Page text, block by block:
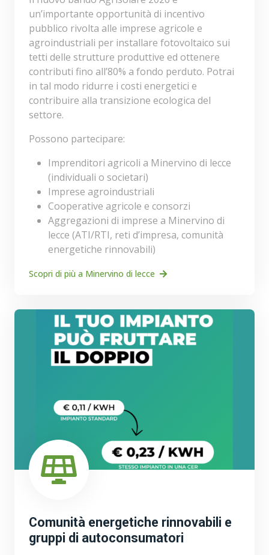
un’importante opportunità di incentivo
pubblico rivolta alle imprese agricole e
agroindustriali per installare fotovoltaico sui
tetti delle strutture produttive ed ottenere
contributi fino all’80% a fondo perduto. Potrai
in tal modo ridurre i costi energetici e
contribuire alla transizione ecologica del
settore.
Possono partecipare:
Imprenditori agricoli a Minervino di lecce
(individuali o societari)
Imprese agroindustriali
Cooperative agricole e consorzi
Aggregazioni di imprese a Minervino di
lecce (ATI/RTI, reti d’impresa, comunità
energetiche rinnovabili)
Scopri di più a Minervino di lecce
Comunità energetiche rinnovabili e
gruppi di autoconsumatori